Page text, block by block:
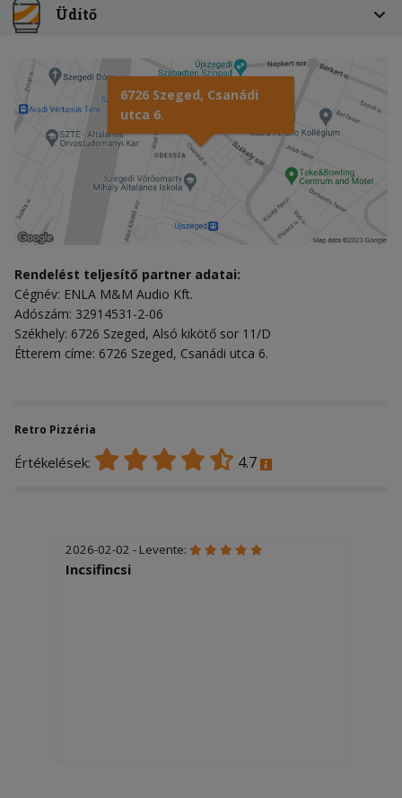
Üdítő
6726 Szeged, Csanádi
utca 6.
Rendelést teljesítő partner adatai:
Cégnév: ENLA M&M Audio Kft.
Adószám: 32914531-2-06
Székhely: 6726 Szeged, Alsó kikötő sor 11/D
Étterem címe: 6726 Szeged, Csanádi utca 6.
Retro Pizzéria
Értékelések: 4.7
2026-02-02 - Levente:
Incsifincsi